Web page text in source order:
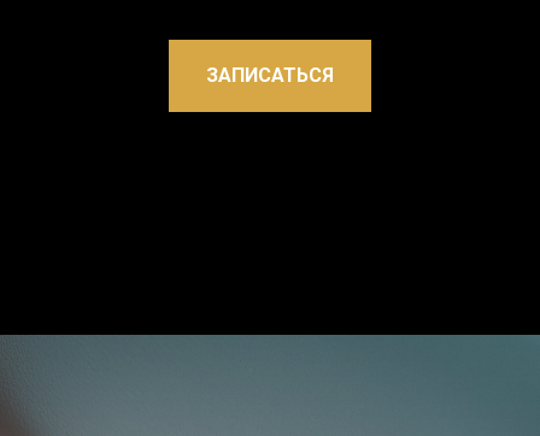
ЗАПИСАТЬСЯ